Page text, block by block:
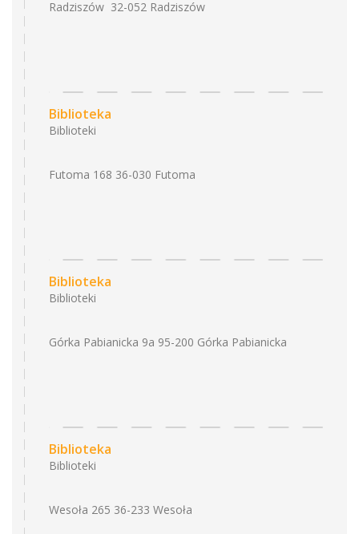
Radziszów 32-052 Radziszów
Biblioteka
Biblioteki
Futoma 168 36-030 Futoma
Biblioteka
Biblioteki
Górka Pabianicka 9a 95-200 Górka Pabianicka
Biblioteka
Biblioteki
Wesoła 265 36-233 Wesoła